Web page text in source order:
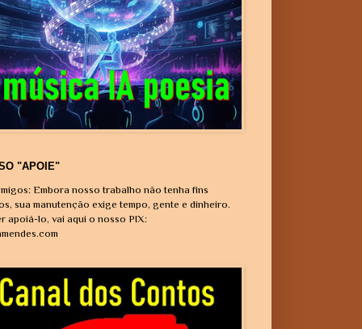
"APOIE"
Embora nosso trabalho não tenha fins
sua manutenção exige tempo, gente e dinheiro.
apoiá-lo, vai aqui o nosso PIX: